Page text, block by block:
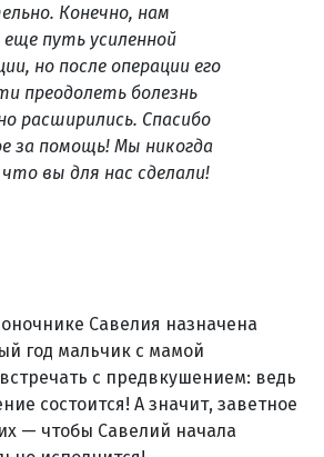
Конечно, нам
путь усиленной
но после операции его
преодолеть болезнь
расширились. Спасибо
за помощь! Мы никогда
что вы для нас сделали!
Савелия назначена
год мальчик с мамой
с предвкушением: ведь
состоится! А значит, заветное
— чтобы Савелий начала